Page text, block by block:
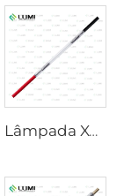
Lâmpada Xenônio Laser L1721 – 7×50×115 mm